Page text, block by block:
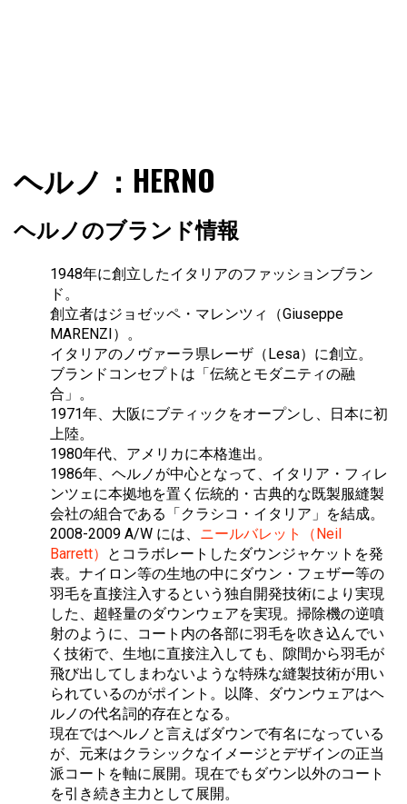
ファショコン通信
ッションとモードを分析するファッション情報サイトです
ヘルノ：HERNO
ヘルノのブランド情報
1948年に創立したイタリアのファッションブラン
ド。
創立者はジョゼッペ・マレンツィ（Giuseppe
MARENZI）。
イタリアのノヴァーラ県レーザ（Lesa）に創立。
ブランドコンセプトは「伝統とモダニティの融
合」。
1971年、大阪にブティックをオープンし、日本に初
上陸。
1980年代、アメリカに本格進出。
1986年、ヘルノが中心となって、イタリア・フィレ
ンツェに本拠地を置く伝統的・古典的な既製服縫製
会社の組合である「クラシコ・イタリア」を結成。
2008-2009 A/W には、 ニールバレット（Neil
Barrett）
とコラボレートしたダウンジャケットを発
表。ナイロン等の生地の中にダウン・フェザー等の
羽毛を直接注入するという独自開発技術により実現
した、超軽量のダウンウェアを実現。掃除機の逆噴
射のように、コート内の各部に羽毛を吹き込んでい
く技術で、生地に直接注入しても、隙間から羽毛が
飛び出してしまわないような特殊な縫製技術が用い
られているのがポイント。以降、ダウンウェアはヘ
ルノの代名詞的存在となる。
現在ではヘルノと言えばダウンで有名になっている
が、元来はクラシックなイメージとデザインの正当
派コートを軸に展開。現在でもダウン以外のコート
を引き続き主力として展開。